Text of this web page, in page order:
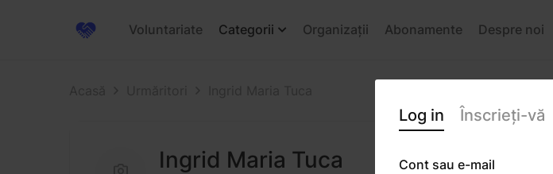
Voluntariate Categorii Organizații Abonamente Despre noi
Ingrid Maria Tuca
Log in Înscrieți-vă
Cont sau e-mail